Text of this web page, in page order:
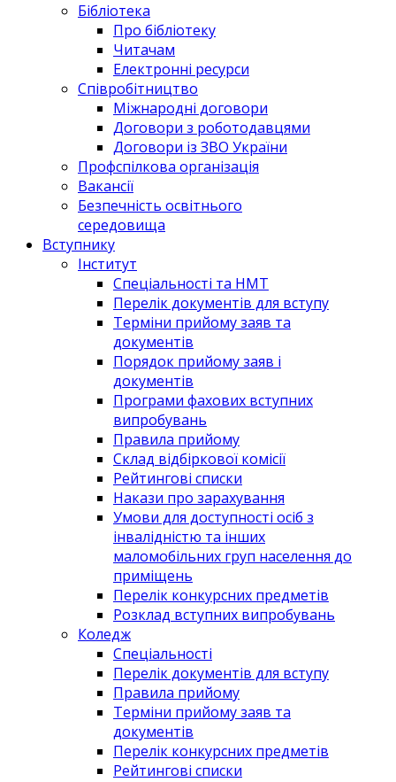
Бібліотека
Про бібліотеку
Читачам
Електронні ресурси
Співробітництво
Міжнародні договори
Договори з роботодавцями
Договори із ЗВО України
Профспілкова організація
Вакансії
Безпечність освітнього
середовища
Вступнику
Інститут
Спеціальності та НМТ
Перелік документів для вступу
Терміни прийому заяв та
документів
Порядок прийому заяв і
документів
Програми фахових вступних
випробувань
Правила прийому
Склад відбіркової комісії
Рейтингові списки
Накази про зарахування
Умови для доступності осіб з
інвалідністю та інших
маломобільних груп населення до
приміщень
Перелік конкурсних предметів
Розклад вступних випробувань
Коледж
Спеціальності
Перелік документів для вступу
Правила прийому
Терміни прийому заяв та
документів
Перелік конкурсних предметів
Рейтингові списки